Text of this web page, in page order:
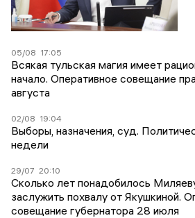
05/08 17:05
Всякая тульская магия имеет
начало. Оперативное совещание
августа
02/08 19:04
Выборы, назначения, суд.
недели
29/07 20:10
Сколько лет понадобилось
заслужить похвалу от Якушкиной.
совещание губернатора 28 июля